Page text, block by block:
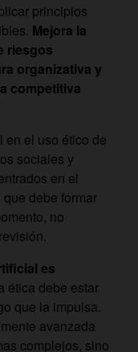
principios
Mejora la
riesgos
organizativa y
competitiva
en el uso ético de
sociales y
en el
debe formar
no
es
ética debe estar
que la impulsa.
avanzada
complejos, sino